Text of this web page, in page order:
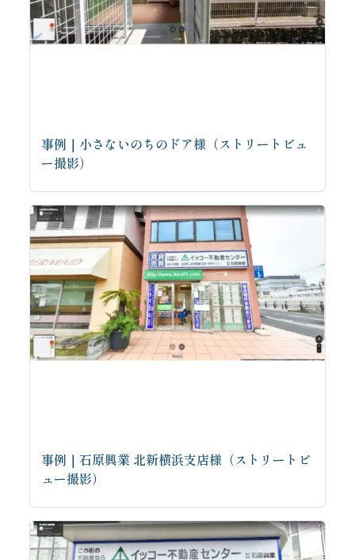
事例｜小さないのちのドア様（ストリートビュ
ー撮影）
事例｜石原興業 北新横浜支店様（ストリートビ
ュー撮影）